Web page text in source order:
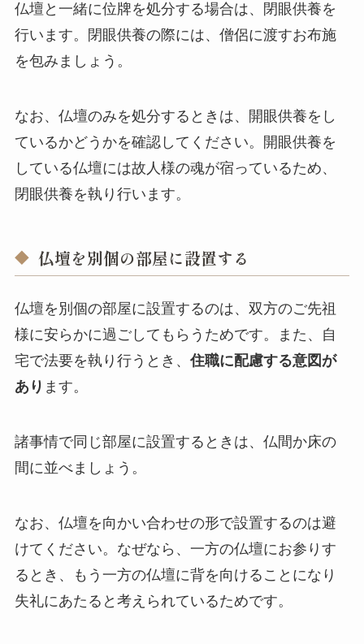
仏壇と一緒に位牌を処分する場合は、閉眼供養を
行います。閉眼供養の際には、僧侶に渡すお布施
を包みましょう。
なお、仏壇のみを処分するときは、開眼供養をし
ているかどうかを確認してください。開眼供養を
している仏壇には故人様の魂が宿っているため、
閉眼供養を執り行います。
仏壇を別個の部屋に設置する
仏壇を別個の部屋に設置するのは、双方のご先祖
様に安らかに過ごしてもらうためです。また、自
宅で法要を執り行うとき、 住職に配慮する意図が
あり ます。
諸事情で同じ部屋に設置するときは、仏間か床の
間に並べましょう。
なお、仏壇を向かい合わせの形で設置するのは避
けてください。なぜなら、一方の仏壇にお参りす
るとき、もう一方の仏壇に背を向けることになり
失礼にあたると考えられているためです。